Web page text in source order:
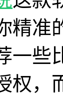
精准
一些
权，